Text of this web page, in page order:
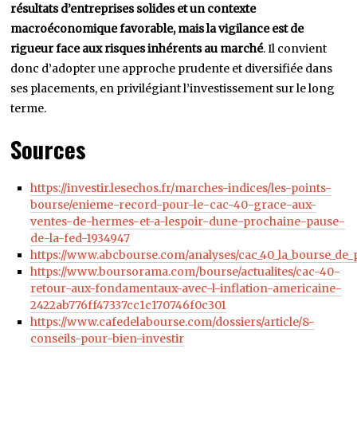
résultats d’entreprises solides et un contexte
macroéconomique favorable, mais la vigilance est de
rigueur face aux risques inhérents au marché. Il convient
donc d’adopter une approche prudente et diversifiée dans
ses placements, en privilégiant l’investissement sur le long
terme.
Sources
https://investir.lesechos.fr/marches-indices/les-points-
bourse/enieme-record-pour-le-cac-40-grace-aux-
ventes-de-hermes-et-a-lespoir-dune-prochaine-pause-
de-la-fed-1934947
https://www.abcbourse.com/analyses/
https://www.boursorama.com/bourse/actualites/cac-40-
retour-aux-fondamentaux-avec-l-inflation-americaine-
2422ab776ff47337cc1c170746f0c301
https://www.cafedelabourse.com/dossiers/article/8-
conseils-pour-bien-investir